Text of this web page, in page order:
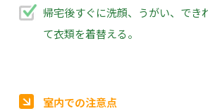
帰宅後すぐに洗顔、うがい、でき
て衣類を着替える。
室内での注意点